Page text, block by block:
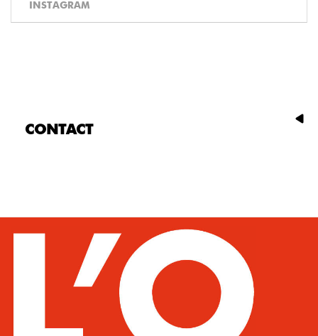
INSTAGRAM
CONTACT